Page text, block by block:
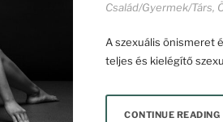
Család/Gyermek/Társ,
A szexuális önismeret
teljes és kielégítő
CONTINUE READING